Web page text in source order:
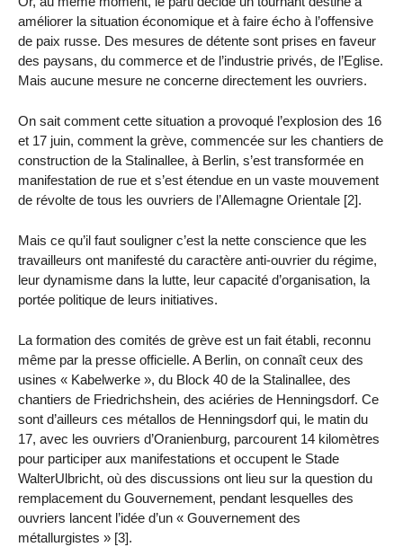
améliorer la situation économique et à faire écho à l’offensive
de paix russe. Des mesures de détente sont prises en faveur
des paysans, du commerce et de l’industrie privés, de l’Eglise.
Mais aucune mesure ne concerne directement les ouvriers.
On sait comment cette situation a provoqué l’explosion des 16
et 17 juin, comment la grève, commencée sur les chantiers de
construction de la Stalinallee, à Berlin, s’est transformée en
manifestation de rue et s’est étendue en un vaste mouvement
de révolte de tous les ouvriers de l’Allemagne Orientale [2].
Mais ce qu’il faut souligner c’est la nette conscience que les
travailleurs ont manifesté du caractère anti-ouvrier du régime,
leur dynamisme dans la lutte, leur capacité d’organisation, la
portée politique de leurs initiatives.
La formation des comités de grève est un fait établi, reconnu
même par la presse officielle. A Berlin, on connaît ceux des
usines « Kabelwerke », du Block 40 de la Stalinallee, des
chantiers de Friedrichshein, des aciéries de Henningsdorf. Ce
sont d’ailleurs ces métallos de Henningsdorf qui, le matin du
17, avec les ouvriers d’Oranienburg, parcourent 14 kilomètres
pour participer aux manifestations et occupent le Stade
WalterUlbricht, où des discussions ont lieu sur la question du
remplacement du Gouvernement, pendant lesquelles des
ouvriers lancent l’idée d’un « Gouvernement des
métallurgistes » [3].